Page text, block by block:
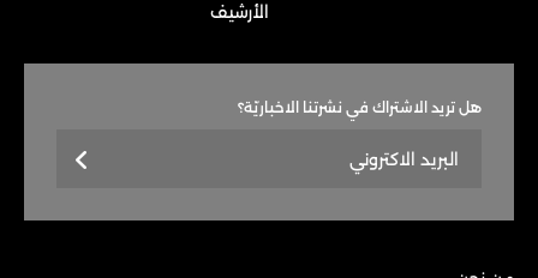
الأرشيف
هل تريد الاشتراك في نشرتنا الاخباريّة؟